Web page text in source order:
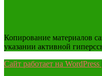
Копирование материалов
указании активной
Сайт работает на WordPress